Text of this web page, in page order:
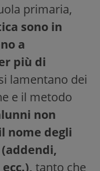
primaria,
sono in
a
più di
lamentano dei
e il metodo
non
nome degli
tanto che